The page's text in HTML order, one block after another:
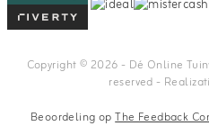
Copyright © 2026 - Dé Online
reserved -
Beoordeling opThe Feedback